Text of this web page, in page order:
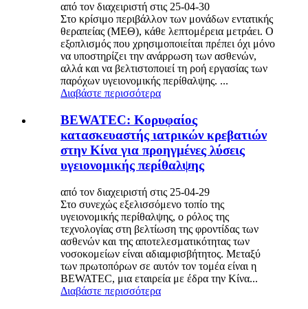
από τον διαχειριστή στις 25-04-30
Στο κρίσιμο περιβάλλον των μονάδων εντατικής
θεραπείας (ΜΕΘ), κάθε λεπτομέρεια μετράει. Ο
εξοπλισμός που χρησιμοποιείται πρέπει όχι μόνο
να υποστηρίζει την ανάρρωση των ασθενών,
αλλά και να βελτιστοποιεί τη ροή εργασίας των
παρόχων υγειονομικής περίθαλψης. ...
Διαβάστε περισσότερα
BEWATEC: Κορυφαίος
κατασκευαστής ιατρικών κρεβατιών
στην Κίνα για προηγμένες λύσεις
υγειονομικής περίθαλψης
από τον διαχειριστή στις 25-04-29
Στο συνεχώς εξελισσόμενο τοπίο της
υγειονομικής περίθαλψης, ο ρόλος της
τεχνολογίας στη βελτίωση της φροντίδας των
ασθενών και της αποτελεσματικότητας των
νοσοκομείων είναι αδιαμφισβήτητος. Μεταξύ
των πρωτοπόρων σε αυτόν τον τομέα είναι η
BEWATEC, μια εταιρεία με έδρα την Κίνα...
Διαβάστε περισσότερα